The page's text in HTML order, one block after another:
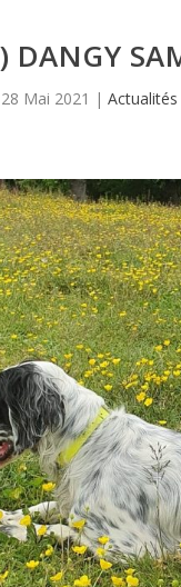
DANGY
28 Mai 2021 |